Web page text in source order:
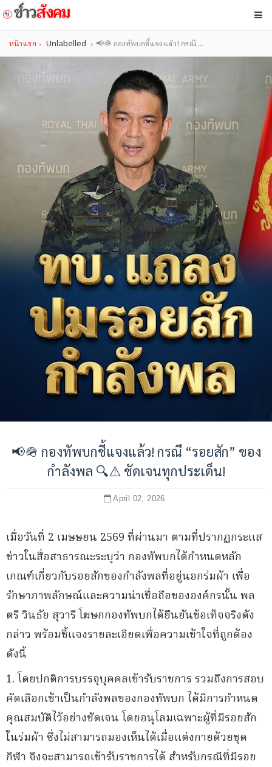
หน้าแรก Unlabelled 📢🪖 กองทัพบกชี้แจงแล้ว! กรณี ...
📢🪖 กองทัพบกชี้แจงแล้ว! กรณี “รอยสัก” ของ
กำลังพล 🔍⚠️ ชัดเจนทุกประเด็น!
April 02, 2026
เมื่อวันที่ 2 เมษษยน 2569 ที่ผ่านมา ตามที่ปรากฏกระแส
ข่าวในสื่อสาธารณะระบุว่า กองทัพบกได้กำหนดหลัก
เกณฑ์เกี่ยวกับรอยสักของกำลังพลที่อยู่นอกร่มผ้า เพื่อ
รักษาภาพลักษณ์และความน่าเชื่อถือขององค์กรนั้น พล
ตรี วินธัย สุวารี โฆษกกองทัพบกได้ยืนยันข้อเท็จจริงดัง
กล่าว พร้อมชี้แจงรายละเอียดเพื่อความเข้าใจที่ถูกต้อง
ดังนี้
1. โดยปกติการบรรจุบุคคลเข้ารับราชการ รวมถึงการสอบ
คัดเลือกเข้าเป็นกำลังพลของกองทัพบก ได้มีการกำหนด
คุณสมบัติไว้อย่างชัดเจน โดยอนุโลมเฉพาะผู้ที่มีรอยสัก
ในร่มผ้า ซึ่งไม่สามารถมองเห็นได้เมื่อแต่งกายด้วยชุด
กีฬา จึงจะสามารถเข้ารับราชการได้ สำหรับกรณีที่มีรอย